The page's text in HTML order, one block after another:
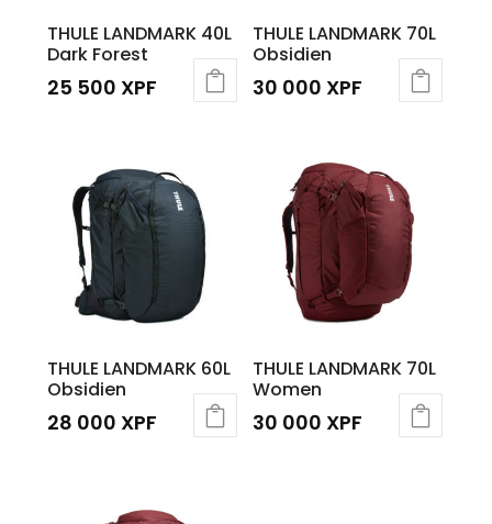
THULE LANDMARK 40L
Dark Forest
25 500 XPF
THULE LANDMARK 70L
Obsidien
30 000 XPF
THULE LANDMARK 60L
Obsidien
28 000 XPF
THULE LANDMARK 70L
Women
30 000 XPF